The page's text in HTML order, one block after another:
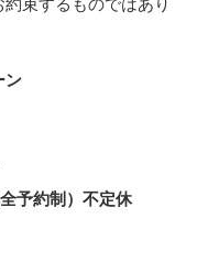
束するものではあり
ン
予約制）不定休